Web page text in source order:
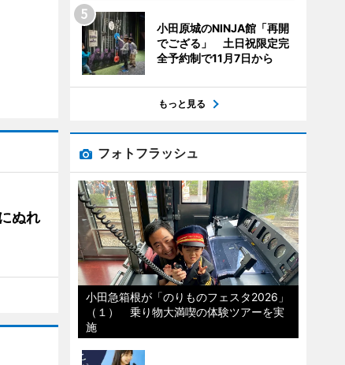
ぬれ
小田原城のNINJA館「再開
でござる」 土日祝限定完
全予約制で11月7日から
もっと見る
フォトフラッシュ
小田急箱根が「のりものフェスタ2026」
（１） 乗り物大満喫の体験ツアーを実
施